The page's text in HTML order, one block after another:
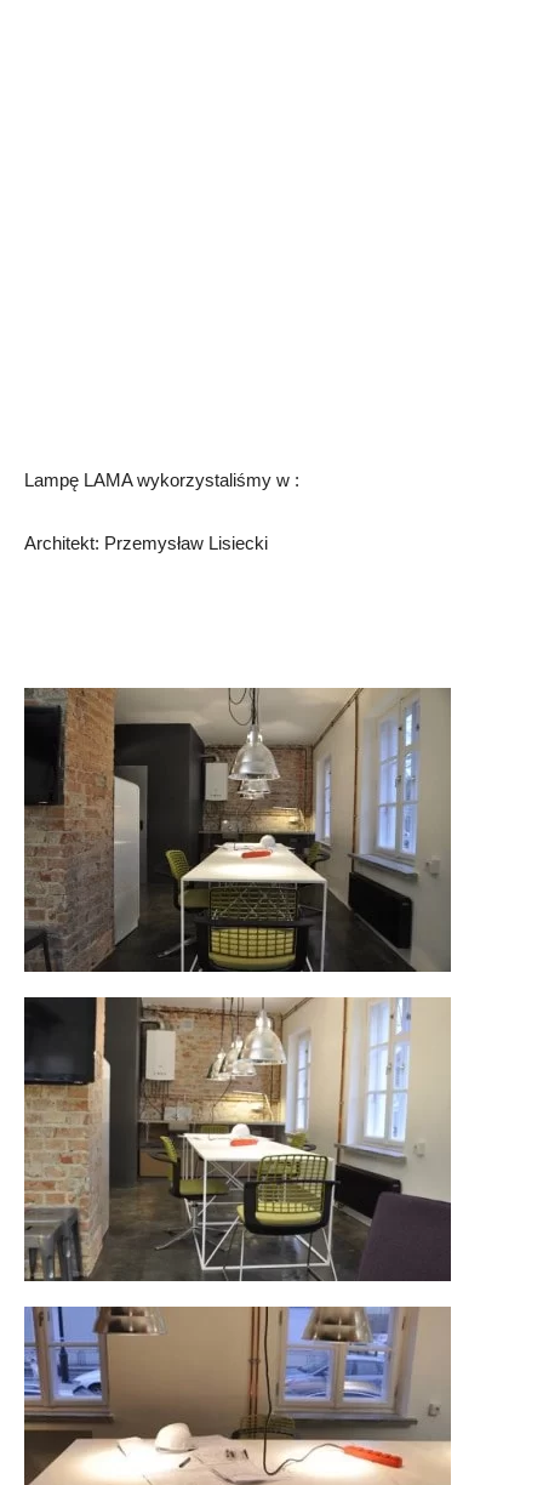
Lampę LAMA wykorzystaliśmy w :
Architekt: Przemysław Lisiecki